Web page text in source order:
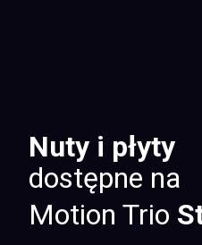
Nuty i płyty
dostępne na
Motion Trio